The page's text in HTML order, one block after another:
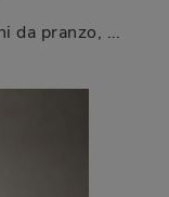
Se sei alla ricerca di tavoli moderni da pranzo, scopri i modelli fissi di Sangiacomo: clicca e scopri il modello Bistrot Ossido Bruno in ceramica.